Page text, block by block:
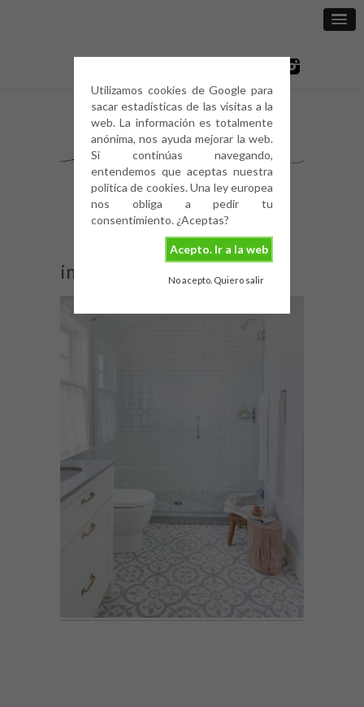
Utilizamos cookies de Google para
sacar estadísticas de las visitas a la
web. La información es totalmente
anónima, nos ayuda mejorar la web.
Si continúas navegando,
entendemos que aceptas nuestra
política de cookies. Una ley europea
nos obliga a pedir tu
consentimiento. ¿Aceptas?
Acepto. Ir a la web
No acepto. Quiero salir
image